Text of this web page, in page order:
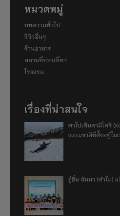
หมวดหมู่
บทความทั่วไป
รีวิวอื่นๆ
ร้านอาหาร
สถานที่ท่องเที่ยว
โรงแรม
เรื่องที่น่าสนใจ
พาไปเดินคามิโคจิ
ธรรมชาติที่ตั้งอยู่ใน
อู่ฮั่น ฉันมา (ทำไม)